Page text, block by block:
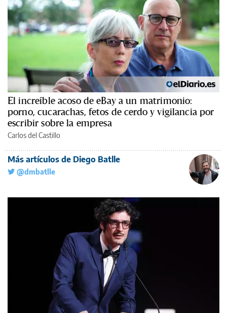
El increíble acoso de eBay a un matrimonio:
porno, cucarachas, fetos de cerdo y vigilancia por
escribir sobre la empresa
Carlos del Castillo
Más artículos de Diego Batlle
@dmbatlle